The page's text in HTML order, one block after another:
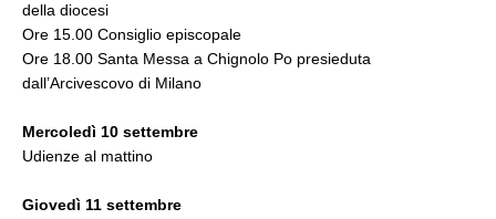
della diocesi
Ore 15.00 Consiglio episcopale
Ore 18.00 Santa Messa a Chignolo Po presieduta
dall’Arcivescovo di Milano
Mercoledì 10 settembre
Udienze al mattino
Giovedì 11 settembre